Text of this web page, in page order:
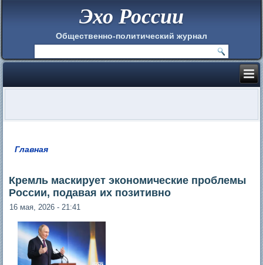
Эхо России
Общественно-политический журнал
Главная
Кремль маскирует экономические проблемы
России, подавая их позитивно
16 мая, 2026 - 21:41